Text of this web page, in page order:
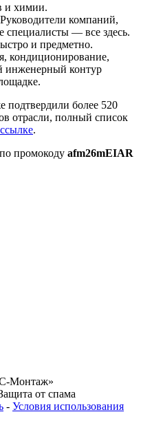
и химии.
Руководители компаний,
специалисты — все здесь.
и предметно.
кондиционирование,
инженерный контур
подтвердили более 520
отрасли, полный список
.
промокоду afm26mEIAR
Монтаж»
от спама
- Условия использования